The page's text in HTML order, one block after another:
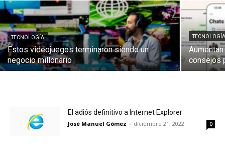
TECNOLOGÍA
Estos videojuegos terminaron siendo un
negocio millonario
consejos
El adiós definitivo a Internet Explorer
José Manuel Gómez - diciembre 21, 2022 0